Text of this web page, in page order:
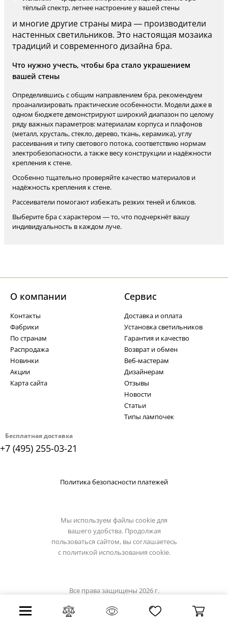
тёплый спектр, летнее настроение у вашей стены
и многие другие страны мира — производители
настенных светильников. Это настоящая мозаика
традиций и современного дизайна бра.
Что нужно учесть, чтобы бра стало украшением
вашей стены
Определившись с общим направлением бра, рекомендуем
проанализировать практические особенности. Модели даже в
одном бюджете демонстрируют широкий диапазон по целому
ряду важных параметров: материалам корпуса и плафонов
(металл, хрусталь, стекло, дерево, ткань, керамика), углу
рассеивания и типу светового потока, соответствию нормам
электробезопасности, а также весу конструкции и надёжности
крепления к стене.
Особенно тщательно проверяйте качество материалов и
надёжность крепления к стене.
Рассеиватели помогают избежать резких теней и бликов.
Выберите бра с характером — то, что подчеркнёт вашу
индивидуальность в каждом луче.
Бесплатная доставка
+7 (495) 255-03-21
О компании
Контакты
Фабрики
По странам
Распродажа
Новинки
Акции
Карта сайта
Cервис
Доставка и оплата
Установка светильников
Гарантия и качество
Возврат и обмен
Веб-мастерам
Дизайнерам
Отзывы
Новости
Статьи
Типы лампочек
Политика безопасности платежей
Мы используем файлы cookie для
вашего удобства. Продолжая
пользоваться сайтом, вы соглашаетесь
с политикой использования cookie.
Все права защищены 2026 г.